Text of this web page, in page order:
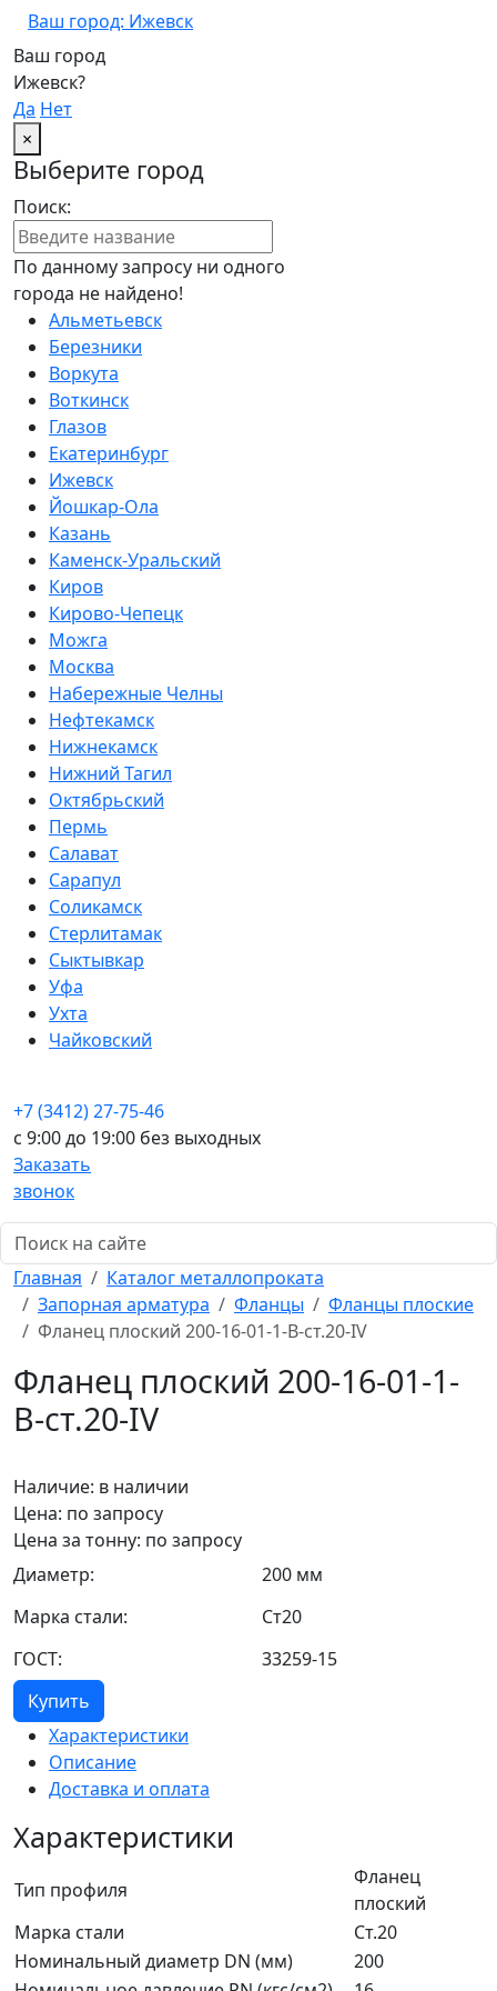
Ваш город: Ижевск
Ваш город
Ижевск?
Да Нет
×
Выберите город
Поиск:
По данному запросу ни одного
города не найдено!
Альметьевск
Березники
Воркута
Воткинск
Глазов
Екатеринбург
Ижевск
Йошкар-Ола
Казань
Каменск-Уральский
Киров
Кирово-Чепецк
Можга
Москва
Набережные Челны
Нефтекамск
Нижнекамск
Нижний Тагил
Октябрьский
Пермь
Салават
Сарапул
Соликамск
Стерлитамак
Сыктывкар
Уфа
Ухта
Чайковский
+7 (3412) 27-75-46
c 9:00 до 19:00 без выходных
Заказать
звонок
Главная
Каталог металлопроката
Запорная арматура
Фланцы
Фланцы плоские
Фланец плоский 200-16-01-1-B-ст.20-IV
Фланец плоский 200-16-01-1-
B-ст.20-IV
Наличие: в наличии
Цена: по запросу
Цена за тонну: по запросу
Диаметр:
200 мм
Марка стали:
Ст20
ГОСТ:
33259-15
Купить
Характеристики
Описание
Доставка и оплата
Характеристики
Тип профиля
Фланец
плоский
Марка стали
Ст.20
Номинальный диаметр DN (мм)
200